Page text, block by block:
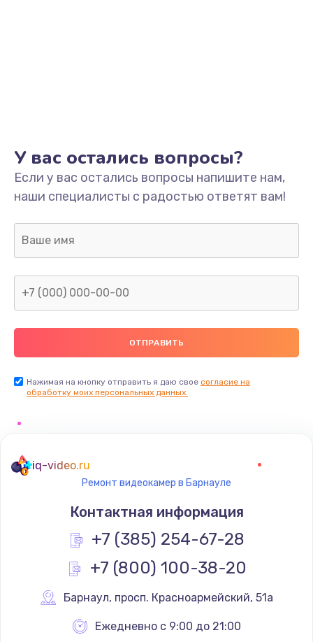
995 руб.
Заказать
Замена шлейфа матрицы
2600 руб.
Замена видеочипа
Ремонт разъема питания
745 руб.
Заказать
Замена видеокарты
1600 руб.
Заказать
Ремонт цепей питания
У вас остались вопросы?
Если у вас остались вопросы напишите нам,
наши специалисты с радостью ответят вам!
Нажимая на кнопку отправить я даю свое согласие на
обработку моих персональных данных.
iq-video.ru
Ремонт видеокамер в Барнауле
Контактная информация
+7 (385) 254-67-28
+7 (800) 100-38-20
Барнаул, просп. Красноармейский, 51а
Ежедневно с 9:00 до 21:00